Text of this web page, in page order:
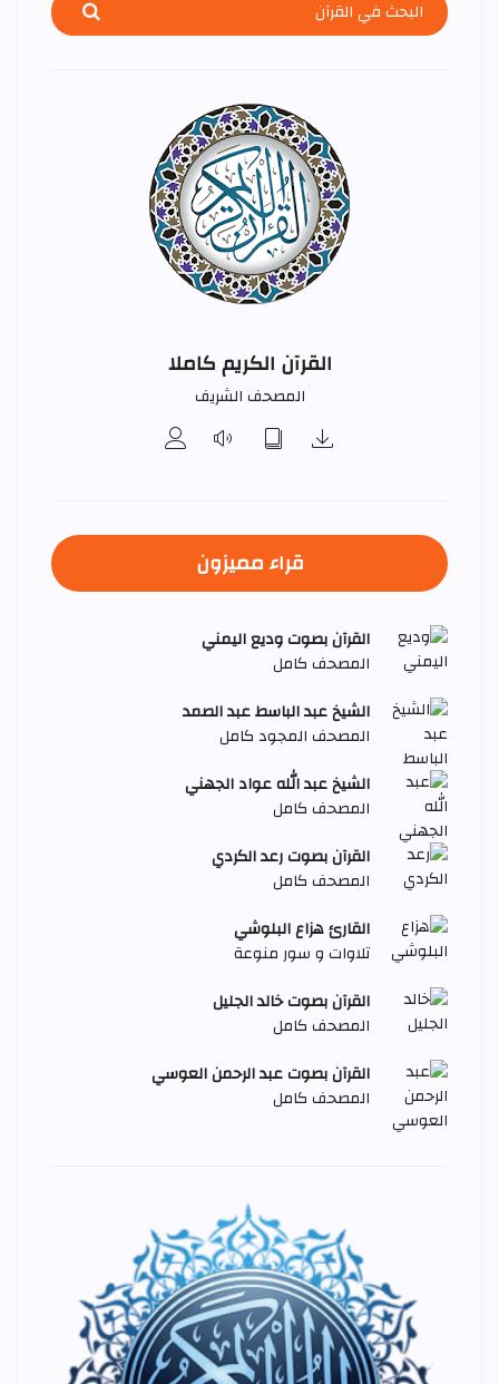
القرآن الكريم كاملا
المصحف الشريف
قراء مميزون
القرآن بصوت وديع اليمني
المصحف كامل
الشيخ عبد الباسط عبد الصمد
المصحف المجود كامل
الشيخ عبد الله عواد الجهني
المصحف كامل
القرآن بصوت رعد الكردي
المصحف كامل
القارئ هزاع البلوشي
تلاوات و سور منوعة
القرآن بصوت خالد الجليل
المصحف كامل
القرآن بصوت عبد الرحمن العوسي
المصحف كامل